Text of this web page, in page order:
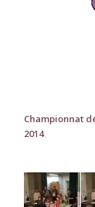
Championnat
2014